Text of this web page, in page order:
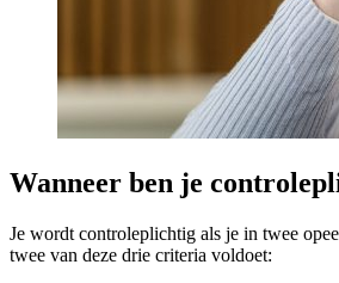
Wanneer ben je
Je wordt controleplichtig als je in twee
twee van deze drie criteria voldoet: